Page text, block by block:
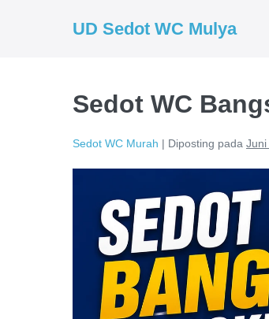
UD Sedot WC Mulya
Sedot WC
Sedot WC Murah | Diposting pada Juni